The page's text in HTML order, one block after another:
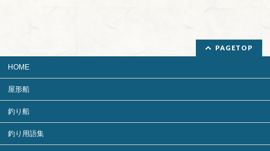
PAGETOP
HOME
屋形船
釣り船
釣り用語集